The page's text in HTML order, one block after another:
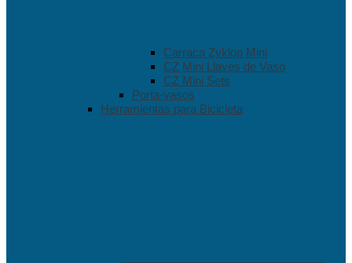
Carraca Zyklop Mini
CZ Mini Llaves de Vaso
CZ Mini Sets
Porta-vasos
Herramientas para Bicicleta